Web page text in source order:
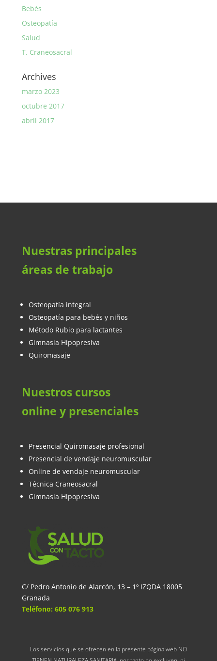
Bebés
Osteopatía
Salud
T. Craneosacral
Archives
marzo 2023
octubre 2017
abril 2017
Nuestras principales
áreas de trabajo
Osteopatía integral
Osteopatía para bebés y niños
Método Rubio para lactantes
Gimnasia Hipopresiva
Quiromasaje
Nuestros cursos
online y presenciales
Presencial Quiromasaje profesional
Presencial de vendaje neuromuscular
Online de vendaje neuromuscular
Técnica Craneosacral
Gimnasia Hipopresiva
C/ Pedro Antonio de Alarcón, 13 – 1º IZQDA 18005
Granada
Teléfono: 605 076 913
Los servicios que se ofrecen en la presente página web NO